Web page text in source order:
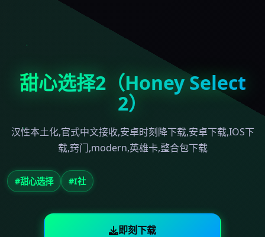
甜心选择2（Honey Select
2）
汉性本土化,官式中文接收,安卓时刻降下载,安卓下载,IOS下
载,窍门,modern,英雄卡,整合包下载
#甜心选择 #I社
即刻下载